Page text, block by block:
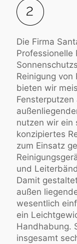
Die Firma
Professionelle
Reinigung von
bieten wir
Fensterputzen
nutzen wir ein
konzipiertes
zum Einsatz
und
Damit
außen
wesentlich
ein
Handhabung.
insgesamt